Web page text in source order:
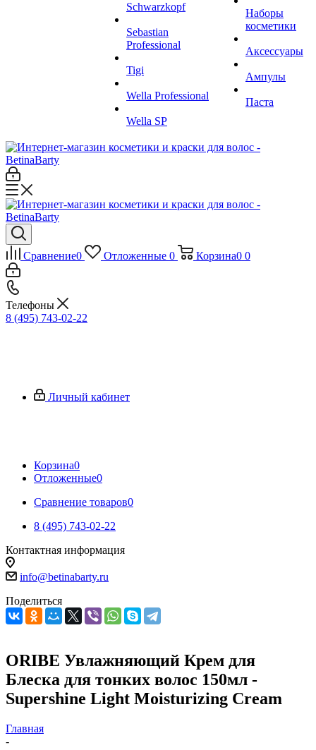
Schwarzkopf
Sebastian
Professional
Tigi
Wella Professional
Wella SP
Наборы
косметики
Аксессуары
Ампулы
Паста
Сравнение0 Отложенные 0 Корзина0 0
Телефоны
8 (495) 743-02-22
Личный кабинет
Корзина0
Отложенные0
Сравнение товаров0
8 (495) 743-02-22
Контактная информация
info@betinabarty.ru
Поделиться
ORIBE Увлажняющий Крем для
Блеска для тонких волос 150мл -
Supershine Light Moisturizing Cream
Главная
-